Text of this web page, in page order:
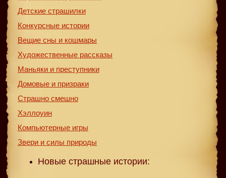
Детские страшилки
Конкурсные истории
Вещие сны и кошмары
Художественные рассказы
Маньяки и преступники
Домовые и призраки
Страшно смешно
Хэллоуин
Компьютерные игры
Звери и силы природы
Новые страшные истории: